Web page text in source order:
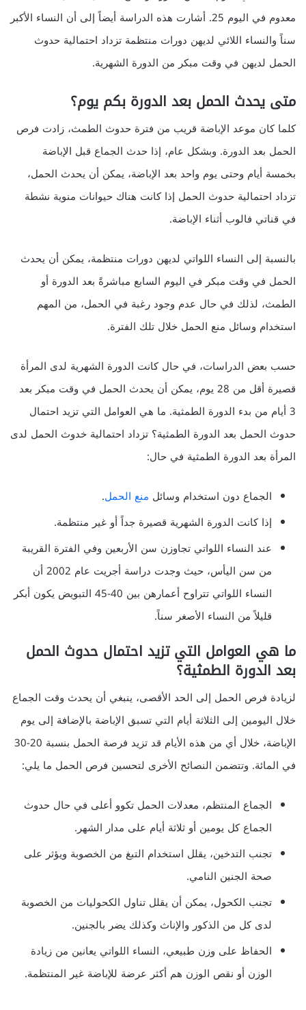
معدوم في اليوم 25. أشارت هذه الدراسة أيضاً إلى أن النساء الأكبر
سناً والنساء اللائي لديهن دورات منتظمة تزداد احتمالية حدوث
الحمل لديهن في وقت مبكر من الدورة الشهرية.
متى يحدث الحمل بعد الدورة بكم يوم؟
كلما كان موعد الإباضة قريب من فترة حدوث الطمث، زادت فرص
الحمل بعد الدورة. وبشكل عام، إذا حدث الجماع قبل الإباضة
بخمسة أيام وحتى يوم واحد بعد الإباضة، يمكن أن يحدث الحمل،
تزداد احتمالية حدوث الحمل إذا كانت هناك حيوانات منوية نشطة
في قناتي فالوب أثناء الإباضة.
بالنسبة إلى النساء اللواتي لديهن دورات منتظمة، يمكن أن يحدث
الحمل في وقت مبكر في اليوم السابع مباشرةً بعد الدورة أو
الطمث، لذلك في حال عدم وجود رغبة في الحمل، من المهم
استخدام وسائل منع الحمل خلال تلك الفترة.
حسب بعض الدراسات، في حال كانت الدورة الشهرية لدى المرأة
قصيرة أقل من 28 يوم، يمكن أن يحدث الحمل في وقت مبكر بعد
3 أيام من بدء الدورة الطمثية. ما هي العوامل التي تزيد احتمال
حدوث الحمل بعد الدورة الطمثية؟ تزداد احتمالية خدوث الحمل لدى
المرأة بعد الدورة الطمثية في حال:
الجماع دون استخدام وسائل منع الحمل.
إذا كانت الدورة الشهرية قصيرة جداً أو غير منتظمة.
عند النساء اللواتي تجاوزن سن الأربعين وفي الفترة القريبة
من سن اليأس، حيث وجدت دراسة أجريت عام 2002 أن
النساء اللواتي تتراوح أعمارهن بين 40-45 التبويض يكون أبكر
قليلاً من النساء الأصغر سناً.
ما هي العوامل التي تزيد احتمال حدوث الحمل
بعد الدورة الطمثية؟
لزيادة فرص الحمل إلى الحد الأقصى، ينبغي أن يحدث وقت الجماع
خلال اليومين إلى الثلاثة أيام التي تسبق الإباضة بالإضافة إلى يوم
الإباضة، خلال أي من هذه الأيام قد تزيد فرصة الحمل بنسبة 20-30
في المائة. وتتضمن النصائح الأخرى لتحسين فرص الحمل ما يلي:
الجماع المنتظم، معدلات الحمل تكوو أعلى في حال حدوث
الجماع كل يومين أو ثلاثة أيام على مدار الشهر.
تجنب التدخين، يقلل استخدام التبغ من الخصوبة ويؤثر على
صحة الجنين النامي.
تجنب الكحول، يمكن أن يقلل تناول الكحوليات من الخصوبة
لدى كل من الذكور والإناث وكذلك يضر بالجنين.
الحفاظ على وزن طبيعي، النساء اللواتي يعانين من زيادة
الوزن أو نقص الوزن هم أكثر عرضة للإباضة غير المنتظمة.